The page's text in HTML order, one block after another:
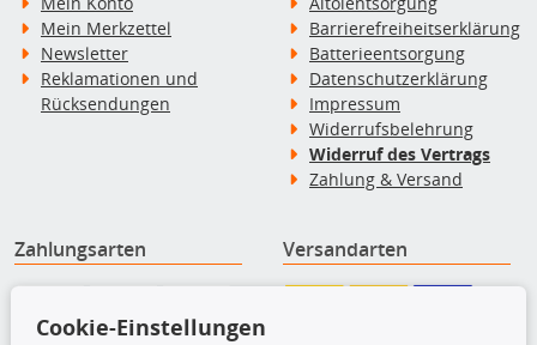
Mein Merkzettel
Newsletter
Reklamationen und
Rücksendungen
Barrierefreiheitserklärung
Batterieentsorgung
Datenschutzerklärung
Impressum
Widerrufsbelehrung
Widerruf des Vertrags
Zahlung & Versand
Zahlungsarten Versandarten
Cookie-Einstellungen